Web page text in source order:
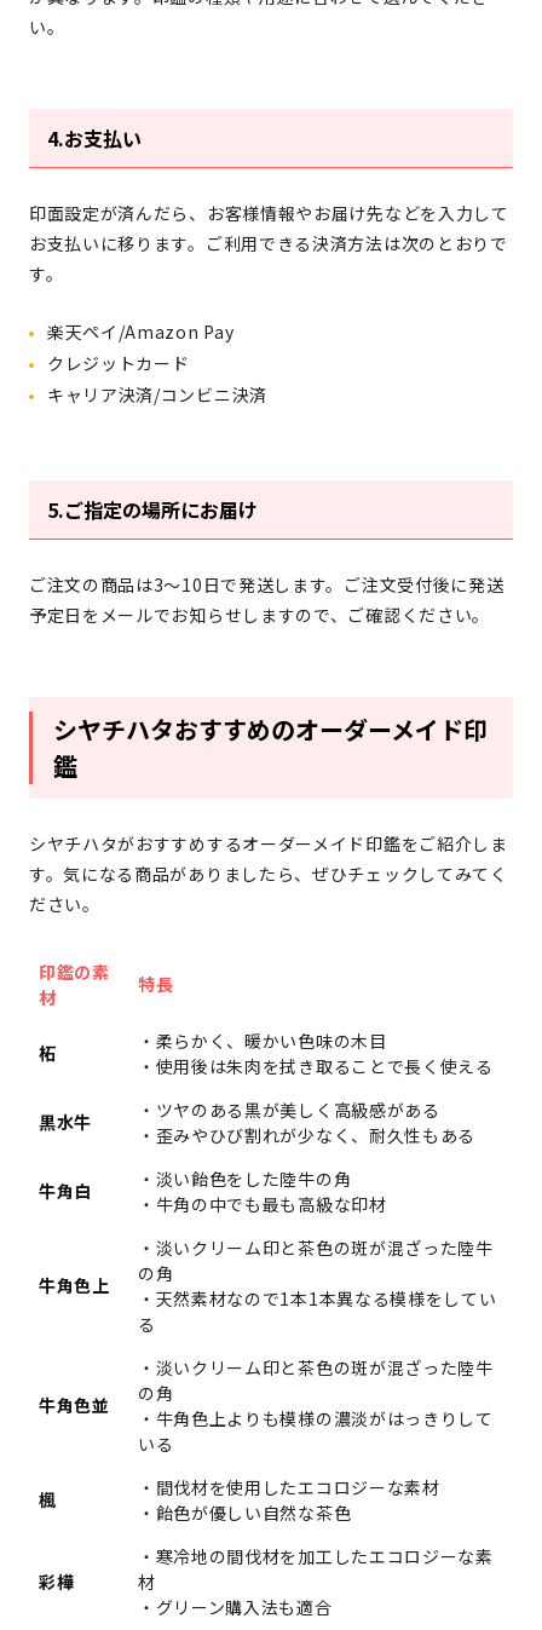
い。
4.お支払い
印面設定が済んだら、お客様情報やお届け先などを入力して
お支払いに移ります。ご利用できる決済方法は次のとおりで
す。
楽天ペイ/Amazon Pay
クレジットカード
キャリア決済/コンビニ決済
5.ご指定の場所にお届け
ご注文の商品は3〜10日で発送します。ご注文受付後に発送
予定日をメールでお知らせしますので、ご確認ください。
シヤチハタおすすめのオーダーメイド印
鑑
シヤチハタがおすすめするオーダーメイド印鑑をご紹介しま
す。気になる商品がありましたら、ぜひチェックしてみてく
ださい。
印鑑の素
材
特長
柘
・柔らかく、暖かい色味の木目
・使用後は朱肉を拭き取ることで長く使える
黒水牛
・ツヤのある黒が美しく高級感がある
・歪みやひび割れが少なく、耐久性もある
牛角白
・淡い飴色をした陸牛の角
・牛角の中でも最も高級な印材
牛角色上
・淡いクリーム印と茶色の斑が混ざった陸牛
の角
・天然素材なので1本1本異なる模様をしてい
る
牛角色並
・淡いクリーム印と茶色の斑が混ざった陸牛
の角
・牛角色上よりも模様の濃淡がはっきりして
いる
楓
・間伐材を使用したエコロジーな素材
・飴色が優しい自然な茶色
彩樺
・寒冷地の間伐材を加工したエコロジーな素
材
・グリーン購入法も適合